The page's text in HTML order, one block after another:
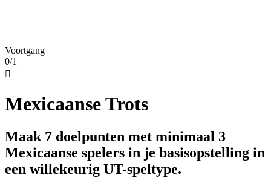
Voortgang
0/1

Mexicaanse Trots
Maak 7 doelpunten met minimaal 3
Mexicaanse spelers in je basisopstelling in
een willekeurig UT-speltype.